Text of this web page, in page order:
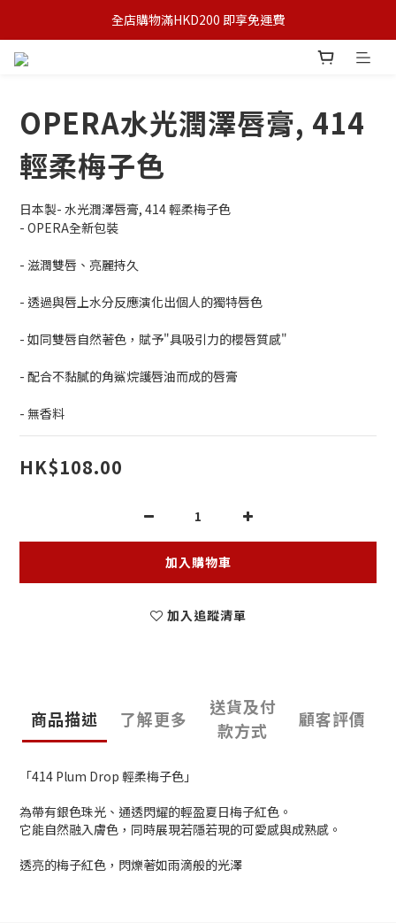
全店購物滿HKD200 即享免運費
OPERA水光潤澤唇膏, 414
輕柔梅子色
日本製- 水光潤澤唇膏, 414 輕柔梅子色
- OPERA全新包裝
- 滋潤雙唇、亮麗持久
- 透過與唇上水分反應演化出個人的獨特唇色
- 如同雙唇自然著色，賦予"具吸引力的櫻唇質感"
- 配合不黏膩的角鯊烷護唇油而成的唇膏
- 無香料
HK$108.00
加入購物車
加入追蹤清單
商品描述 了解更多
送貨及付
款方式
顧客評價
「414 Plum Drop 輕柔梅子色」
為帶有銀色珠光、通透閃耀的輕盈夏日梅子紅色。
它能自然融入膚色，同時展現若隱若現的可愛感與成熟感。
透亮的梅子紅色，閃爍著如雨滴般的光澤